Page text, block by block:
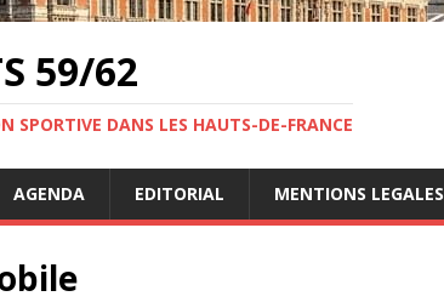
59/62
SPORTIVE DANS LES HAUTS-DE-FRANCE
AGENDA EDITORIAL MENTIONS LEGALES